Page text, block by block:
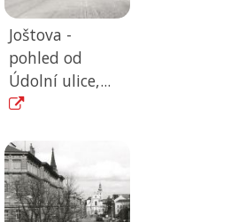
Joštova -
pohled od
Údolní ulice,...